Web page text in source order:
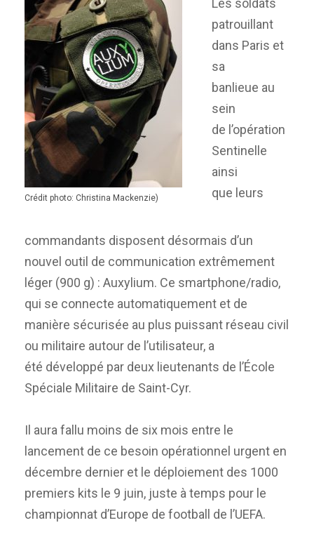
Crédit photo: Christina Mackenzie)
Les soldats
patrouillant
dans Paris et
sa
banlieue au
sein
de l’opération
Sentinelle
ainsi
que leurs
commandants disposent désormais d’un
nouvel outil de communication extrêmement
léger (900 g) : Auxylium. Ce smartphone/radio,
qui se connecte automatiquement et de
manière sécurisée au plus puissant réseau civil
ou militaire autour de l’utilisateur, a
été développé par deux lieutenants de l’École
Spéciale Militaire de Saint-Cyr.
Il aura fallu moins de six mois entre le
lancement de ce besoin opérationnel urgent en
décembre dernier et le déploiement des 1000
premiers kits le 9 juin, juste à temps pour le
championnat d’Europe de football de l’UEFA.